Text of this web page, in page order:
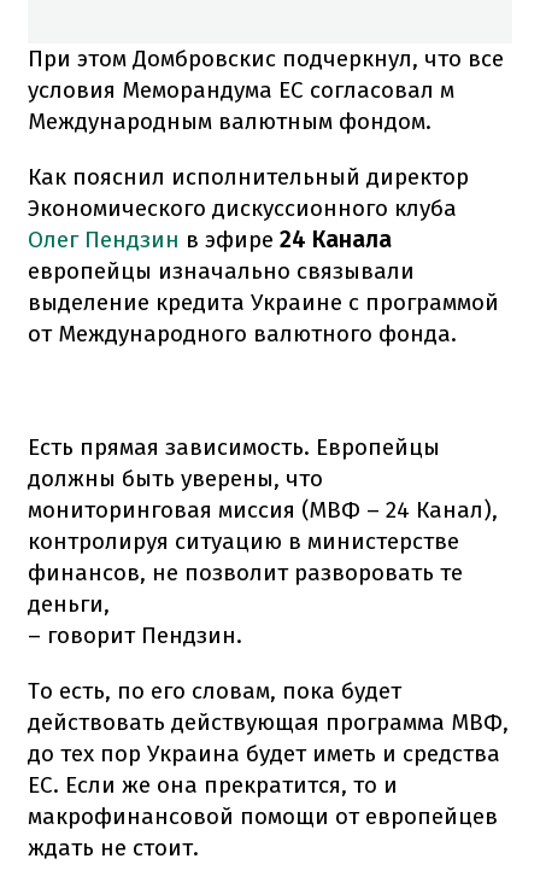
При этом Домбровскис подчеркнул, что все
условия Меморандума ЕС согласовал м
Международным валютным фондом.
Как пояснил исполнительный директор
Экономического дискуссионного клуба
Олег Пендзин в эфире 24 Канала
европейцы изначально связывали
выделение кредита Украине с программой
от Международного валютного фонда.
Есть прямая зависимость. Европейцы
должны быть уверены, что
мониторинговая миссия (МВФ – 24 Канал),
контролируя ситуацию в министерстве
финансов, не позволит разворовать те
деньги,
– говорит Пендзин.
То есть, по его словам, пока будет
действовать действующая программа МВФ,
до тех пор Украина будет иметь и средства
ЕС. Если же она прекратится, то и
макрофинансовой помощи от европейцев
ждать не стоит.